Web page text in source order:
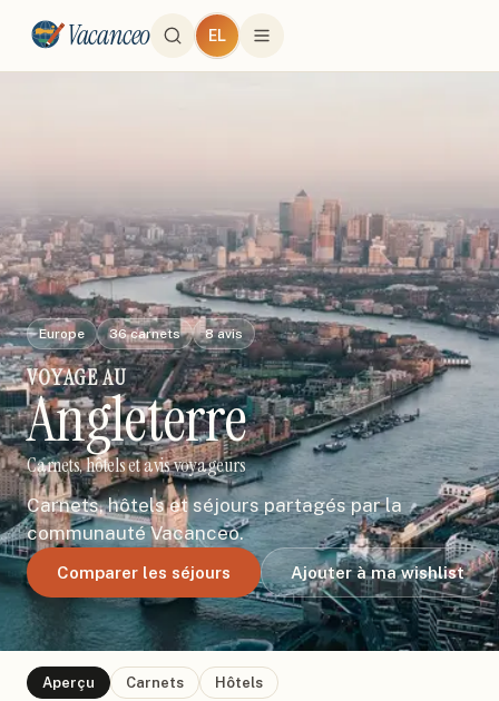
Vacanceo EL
Europe 36carnets 8avis
VOYAGEAU
Angleterre
Carnets, hôtels et avis voyageurs
Carnets, hôtels et séjours partagés par la
communauté Vacanceo.
Comparer les séjours Ajouter à ma wishlist
Aperçu Carnets Hôtels